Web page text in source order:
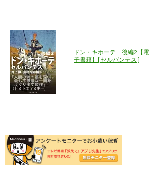
ドン・キホーテ 後編2【電
子書籍】[ セルバンテス ]